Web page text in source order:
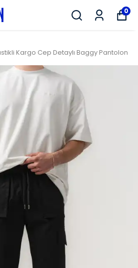
0
Kargo Cep Detaylı Baggy Pantolon